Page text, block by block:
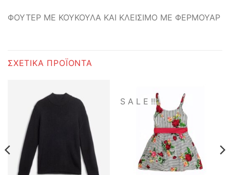
ΦΟΥΤΕΡ ΜΕ ΚΟΥΚΟΥΛΑ ΚΑΙ ΚΛΕΙΣΙΜΟ ΜΕ ΦΕΡΜΟΥΑΡ
ΣΧΕΤΙΚΆ ΠΡΟΪΌΝΤΑ
S A L E !!!